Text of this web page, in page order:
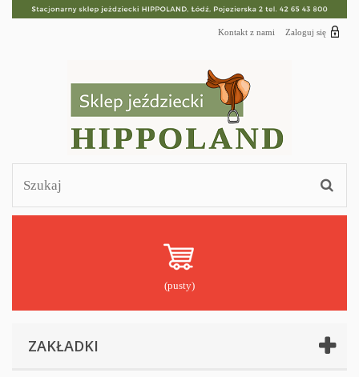
Zaloguj się
Kontakt z nami
(pusty)
ZAKŁADKI